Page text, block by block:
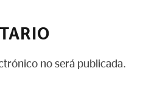
no será publicada.